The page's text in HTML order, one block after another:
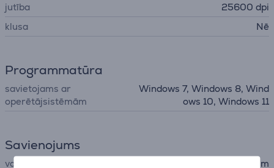
jutība
25600 dpi
klusa
Nē
Programmatūra
savietojams ar
operētājsistēmām
Windows 7, Windows 8, Wind
ows 10, Windows 11
Savienojums
vada garums 2,1 m